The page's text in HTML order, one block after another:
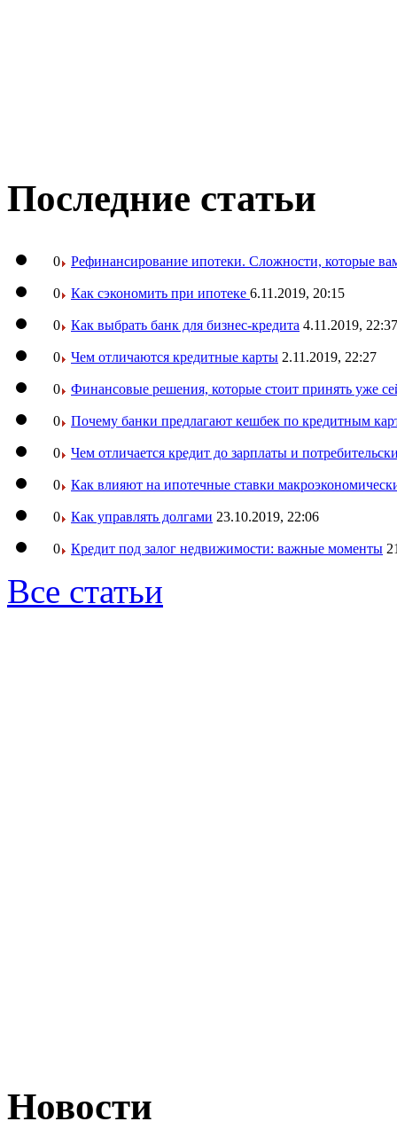
Последние статьи
0 Рефинансирование ипотеки. Сложности, которые
0 Как сэкономить при ипотеке 6.11.2019, 20:15
0 Как выбрать банк для бизнес-кредита 4.11.2019, 22:37
0 Чем отличаются кредитные карты 2.11.2019, 22:27
0 Финансовые решения, которые стоит принять уже
0 Почему банки предлагают кешбек по кредитным
0 Чем отличается кредит до зарплаты и
0 Как влияют на ипотечные ставки
0 Как управлять долгами 23.10.2019, 22:06
0 Кредит под залог недвижимости: важные моменты
Все статьи
Новости